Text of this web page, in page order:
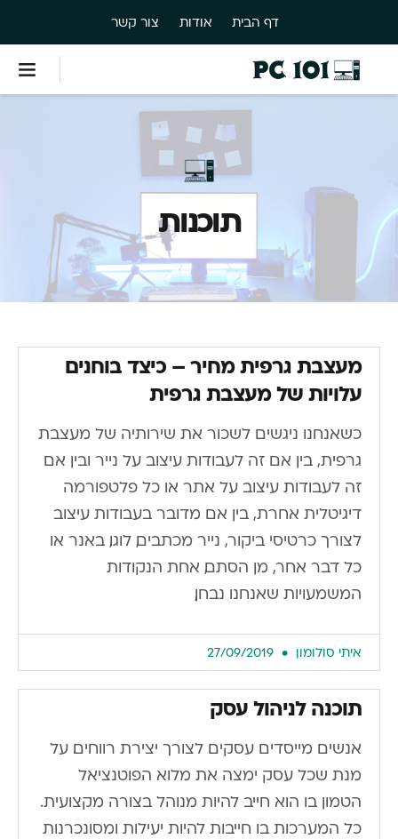
דף הבית אודות צור קשר
תוכנות
מעצבת גרפית מחיר – כיצד בוחנים
עלויות של מעצבת גרפית
כשאנחנו ניגשים לשכור את שירותיה של מעצבת
גרפית, בין אם זה לעבודות עיצוב על נייר ובין אם
זה לעבודות עיצוב על אתר או כל פלטפורמה
דיגיטלית אחרת, בין אם מדובר בעבודות עיצוב
לצורך כרטיסי ביקור, נייר מכתבים, לוגו, באנר או
כל דבר אחר, מן הסתם, אחת הנקודות
המשמעויות שאנחנו נבחן,
איתי סולומון
תוכנה לניהול עסק
אנשים מייסדים עסקים לצורך יצירת רווחים. על
מנת שכל עסק ימצה את מלוא הפוטנציאל
הטמון בו הוא חייב להיות מנוהל בצורה מקצועית.
כל המערכות בו חייבות להיות יעילות ומסונכרנות